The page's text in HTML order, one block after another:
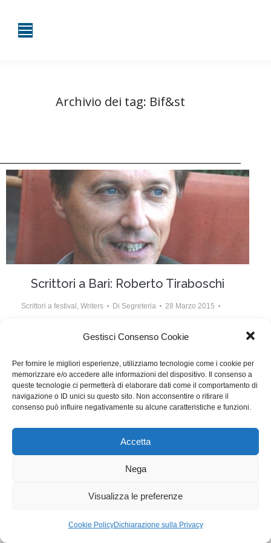
Gestisci Consenso Cookie
Per fornire le migliori esperienze, utilizziamo tecnologie come i cookie per
memorizzare e/o accedere alle informazioni del dispositivo. Il consenso a
queste tecnologie ci permetterà di elaborare dati come il comportamento di
navigazione o ID unici su questo sito. Non acconsentire o ritirare il
consenso può influire negativamente su alcune caratteristiche e funzioni.
Accetta
Nega
Visualizza le preferenze
Cookie PolicyDichiarazione sulla Privacy
Archivio dei tag: Bif&st
Scrittori a Bari: Roberto Tiraboschi
Scrittori a festival , Writers Di Segreteria 28 Marzo 2015
con probabili schiarite, in concorso al Bif&st
WGI - Tutti i diritti riservati © 2021
+39 347 2461036
segreteria@writersguilditalia.it
Concept: Annamaria De Paola - Realizzazione: